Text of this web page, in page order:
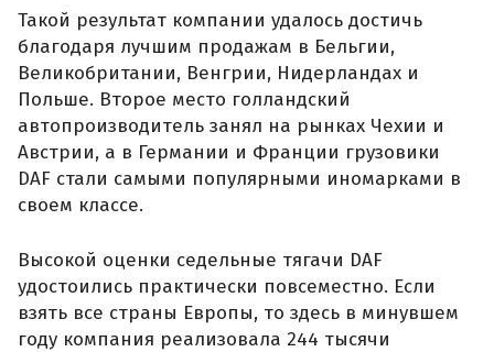
Такой результат компании удалось достичь
благодаря лучшим продажам в Бельгии,
Великобритании, Венгрии, Нидерландах и
Польше. Второе место голландский
автопроизводитель занял на рынках Чехии и
Австрии, а в Германии и Франции грузовики
DAF стали самыми популярными иномарками в
своем классе.
Высокой оценки седельные тягачи DAF
удостоились практически повсеместно. Если
взять все страны Европы, то здесь в минувшем
году компания реализовала 244 тысячи